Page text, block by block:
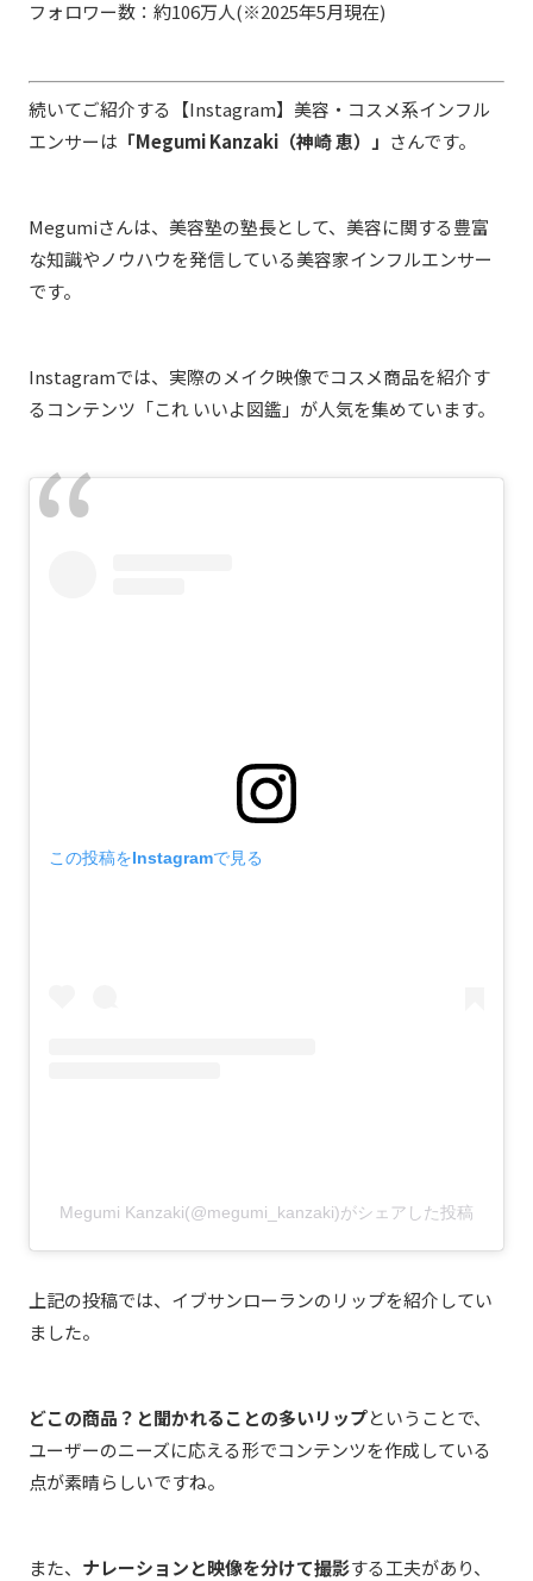
フォロワー数：約106万人(※2025年5月現在)
続いてご紹介する【Instagram】美容・コスメ系インフル
エンサーは 「Megumi Kanzaki（神崎 恵）」 さんです。
Megumiさんは、美容塾の塾長として、美容に関する豊富
な知識やノウハウを発信している美容家インフルエンサー
です。
Instagramでは、実際のメイク映像でコスメ商品を紹介す
るコンテンツ「これ いいよ図鑑」が人気を集めています。
この投稿をInstagramで見る
Megumi Kanzaki(@megumi_kanzaki)がシェアした投稿
上記の投稿では、イブサンローランのリップを紹介してい
ました。
どこの商品？と聞かれることの多いリップということで、
ユーザーのニーズに応える形でコンテンツを作成している
点が素晴らしいですね。
また、 ナレーションと映像を分けて撮影する工夫があり、